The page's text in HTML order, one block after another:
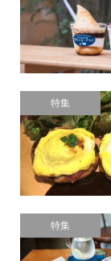
特集
特集